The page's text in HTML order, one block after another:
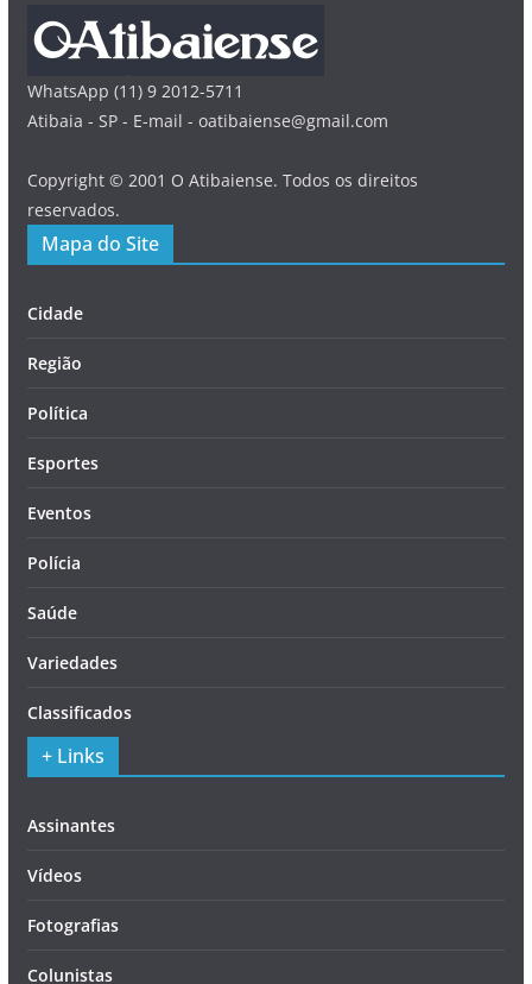
WhatsApp (11) 9 2012-5711
Atibaia - SP - E-mail - oatibaiense@gmail.com
Copyright © 2001 O Atibaiense. Todos os direitos
reservados.
Mapa do Site
Cidade
Região
Política
Esportes
Eventos
Polícia
Saúde
Variedades
Classificados
+ Links
Assinantes
Vídeos
Fotografias
Colunistas